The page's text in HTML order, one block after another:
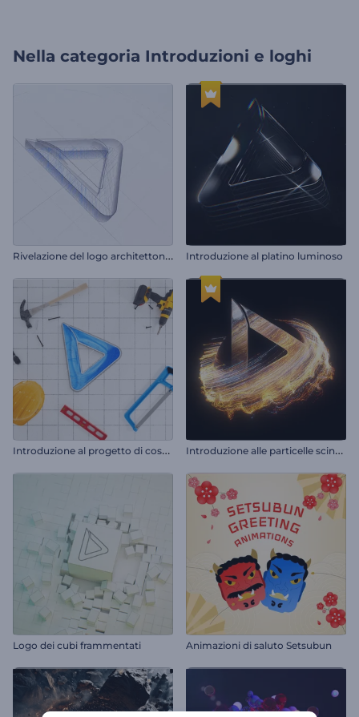
Nella categoria Introduzioni e loghi
R
ivelazione del logo architettonico Introduzione al platino luminoso
I
ntroduzione al progetto di costruzione I
ntroduzione alle particelle scintillanti vorticose
Logo dei cubi frammentati Animazioni di saluto Setsubun